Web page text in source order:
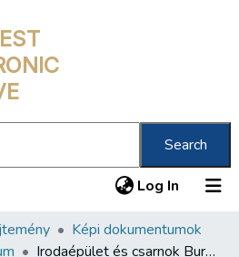
Search
Log In (current)
Képi dokumentumok
Irodaépület és csarnok Bureaugebaude und Halle = Uffici e Mercato Coperto = Business building and Market-Hall = Maison d'administration et Halles